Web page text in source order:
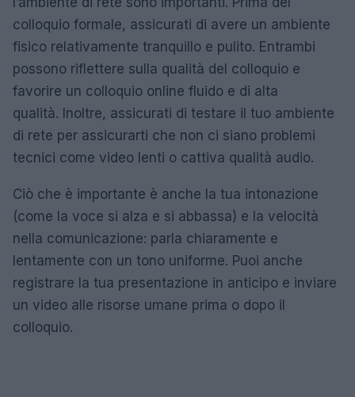
colloquio formale, assicurati di avere un ambiente
fisico relativamente tranquillo e pulito. Entrambi
possono riflettere sulla qualità del colloquio e
favorire un colloquio online fluido e di alta
qualità. Inoltre, assicurati di testare il tuo ambiente
di rete per assicurarti che non ci siano problemi
tecnici come video lenti o cattiva qualità audio.
Ciò che è importante è anche la tua intonazione
(come la voce si alza e si abbassa) e la velocità
nella comunicazione: parla chiaramente e
lentamente con un tono uniforme. Puoi anche
registrare la tua presentazione in anticipo e inviare
un video alle risorse umane prima o dopo il
colloquio.